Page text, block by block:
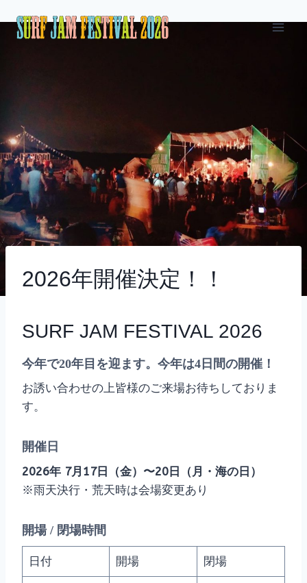
2026年開催決定！！
SURF JAM FESTIVAL 2026
今年で20年目を迎ます。今年は4日間の開催！
お誘い合わせの上皆様のご来場お待ちしておりま
す。
開催日
2026年 7月17日（金）〜20日（月・海の日）
※雨天決行・荒天時は会場変更あり
開場 / 閉場時間
日付 開場 閉場